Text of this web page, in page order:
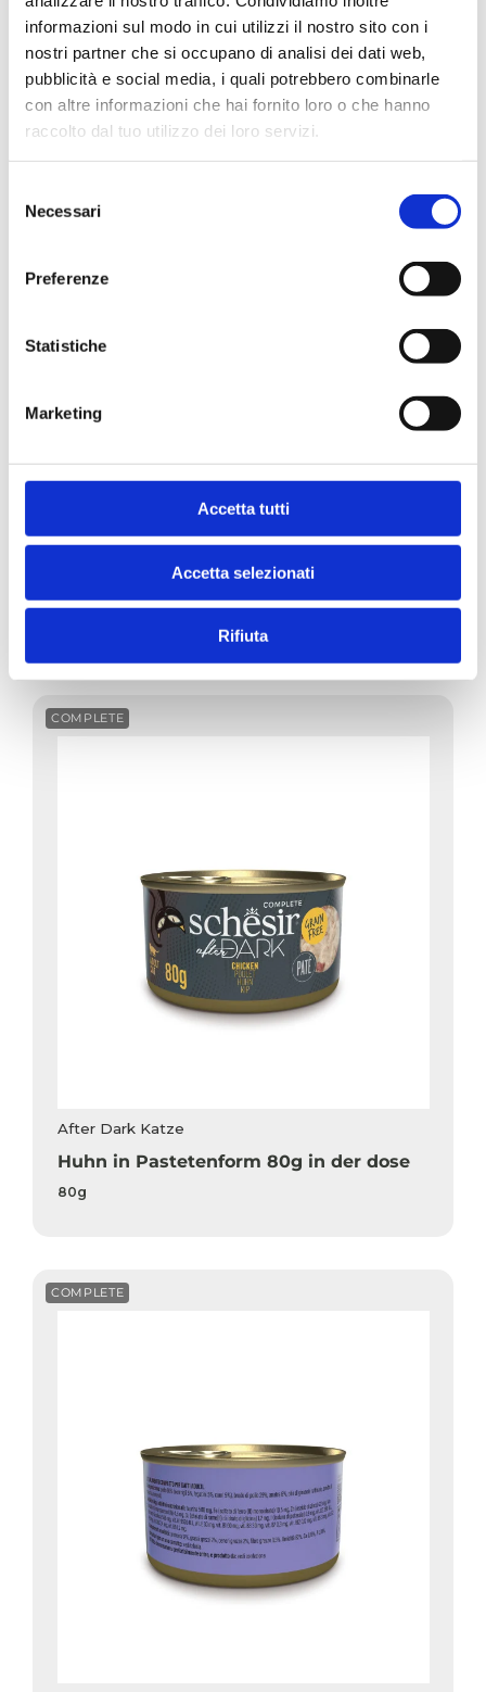
informazioni sul modo in cui utilizzi il nostro sito con i
nostri partner che si occupano di analisi dei dati web,
pubblicità e social media, i quali potrebbero combinarle
con altre informazioni che hai fornito loro o che hanno
raccolto dal tuo utilizzo dei loro servizi.
delNecessari
Preferenze
Statistiche
Marketing
Accetta tutti
Accetta selezionati
Rifiuta
Huhn mit Wachtelei in Pastetenform
80g in der dose
COMPLETE
After Dark Katze
Huhn in Pastetenform 80g in der dose
80g
COMPLETE